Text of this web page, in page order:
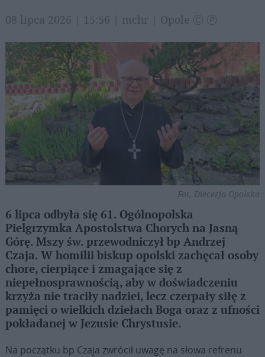
08 lipca 2026 | 15:56 | mchr | Opole Ⓒ Ⓟ
Fot, Diecezja Opolska
6 lipca odbyła się 61. Ogólnopolska
Pielgrzymka Apostolstwa Chorych na Jasną
Górę. Mszy św. przewodniczył bp Andrzej
Czaja. W homilii biskup opolski zachęcał osoby
chore, cierpiące i zmagające się z
niepełnosprawnością, aby w doświadczeniu
krzyża nie traciły nadziei, lecz czerpały siłę z
pamięci o wielkich dziełach Boga oraz z ufności
pokładanej w Jezusie Chrystusie.
Na początku bp Czaja zwrócił uwagę na słowa refrenu